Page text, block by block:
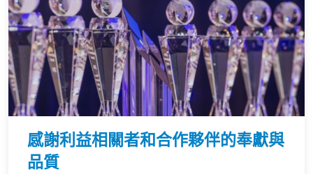
感謝利益相關者和合作夥伴的奉獻與
品質